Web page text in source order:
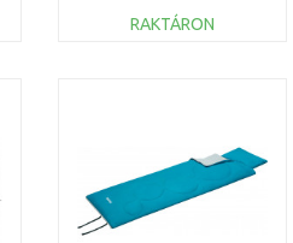
0601446700
RAKTÁRON